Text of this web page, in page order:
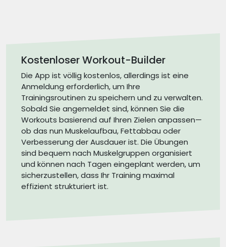
Kostenloser Workout-Builder
Die App ist völlig kostenlos, allerdings ist eine
Anmeldung erforderlich, um Ihre
Trainingsroutinen zu speichern und zu verwalten.
Sobald Sie angemeldet sind, können Sie die
Workouts basierend auf Ihren Zielen anpassen—
ob das nun Muskelaufbau, Fettabbau oder
Verbesserung der Ausdauer ist. Die Übungen
sind bequem nach Muskelgruppen organisiert
und können nach Tagen eingeplant werden, um
sicherzustellen, dass Ihr Training maximal
effizient strukturiert ist.